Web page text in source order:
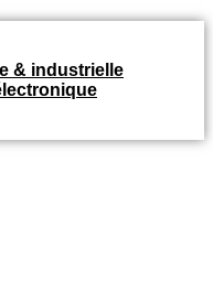
& industrielle